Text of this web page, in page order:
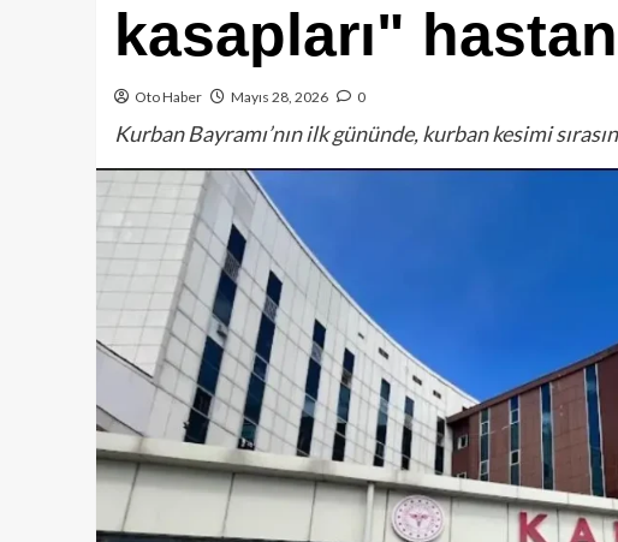
kasapları"
Oto Haber Mayıs 28, 2026 0
Kurban Bayramı’nın ilk gününde, kurban kesimi